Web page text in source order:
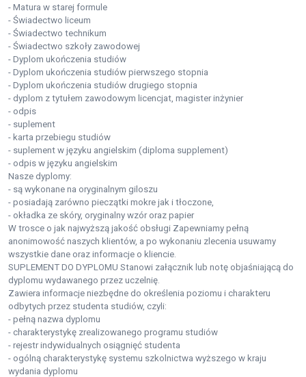
- Matura w starej formule
- Świadectwo liceum
- Świadectwo technikum
- Świadectwo szkoły zawodowej
- Dyplom ukończenia studiów
- Dyplom ukończenia studiów pierwszego stopnia
- Dyplom ukończenia studiów drugiego stopnia
- dyplom z tytułem zawodowym licencjat, magister inżynier
- odpis
- suplement
- karta przebiegu studiów
- suplement w języku angielskim (diploma supplement)
- odpis w języku angielskim
Nasze dyplomy:
- są wykonane na oryginalnym giloszu
- posiadają zarówno pieczątki mokre jak i tłoczone,
- okładka ze skóry, oryginalny wzór oraz papier
W trosce o jak najwyższą jakość obsługi Zapewniamy pełną
anonimowość naszych klientów, a po wykonaniu zlecenia usuwamy
wszystkie dane oraz informacje o kliencie.
SUPLEMENT DO DYPLOMU Stanowi załącznik lub notę objaśniającą do
dyplomu wydawanego przez uczelnię.
Zawiera informacje niezbędne do określenia poziomu i charakteru
odbytych przez studenta studiów, czyli:
- pełną nazwa dyplomu
- charakterystykę zrealizowanego programu studiów
- rejestr indywidualnych osiągnięć studenta
- ogólną charakterystykę systemu szkolnictwa wyższego w kraju
wydania dyplomu